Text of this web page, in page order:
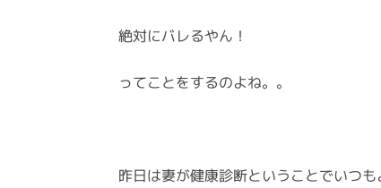
絶対にバレるやん！
ってことをするのよね。。
昨日は妻が健康診断ということでいつも